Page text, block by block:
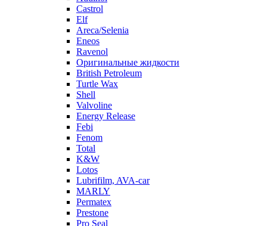
Castrol
Elf
Areca/Selenia
Eneos
Ravenol
Оригинальные жидкости
British Petroleum
Turtle Wax
Shell
Valvoline
Energy Release
Febi
Fenom
Total
K&W
Lotos
Lubrifilm, AVA-car
MARLY
Permatex
Prestone
Pro Seal